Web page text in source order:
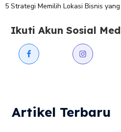
5 Strategi Memilih Lokasi Bisnis
Ikuti Akun Sosial
Artikel Terbaru